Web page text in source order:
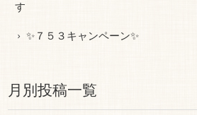
す
✨７５３キャンペーン✨
月別投稿一覧